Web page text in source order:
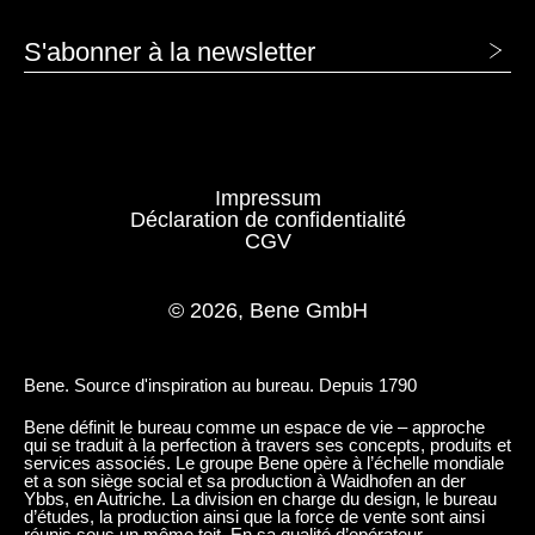
S'abonner à la newsletter
© 2026, Bene GmbH
Impressum
Déclaration de confidentialité
CGV
Bene. Source d'inspiration au bureau. Depuis 1790
Bene définit le bureau comme un espace de vie – approche
qui se traduit à la perfection à travers ses concepts, produits et
services associés. Le groupe Bene opère à l’échelle mondiale
et a son siège social et sa production à Waidhofen an der
Ybbs, en Autriche. La division en charge du design, le bureau
d’études, la production ainsi que la force de vente sont ainsi